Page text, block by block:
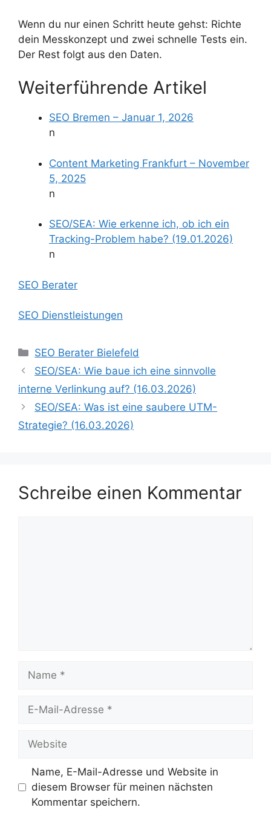
Wenn du nur einen Schritt heute gehst: Richte
dein Messkonzept und zwei schnelle Tests ein.
Der Rest folgt aus den Daten.
Weiterführende Artikel
SEO Bremen – Januar 1, 2026
n
Content Marketing Frankfurt – November
5, 2025
n
SEO/SEA: Wie erkenne ich, ob ich ein
Tracking-Problem habe? (19.01.2026)
n
SEO Berater
SEO Dienstleistungen
Kategorien
SEO Berater Bielefeld
SEO/SEA: Wie baue ich eine sinnvolle
interne Verlinkung auf? (16.03.2026)
SEO/SEA: Was ist eine saubere UTM-
Strategie? (16.03.2026)
Schreibe einen Kommentar
Name
Website
Name, E-Mail-Adresse und Website in
diesem Browser für meinen nächsten
Kommentar speichern.